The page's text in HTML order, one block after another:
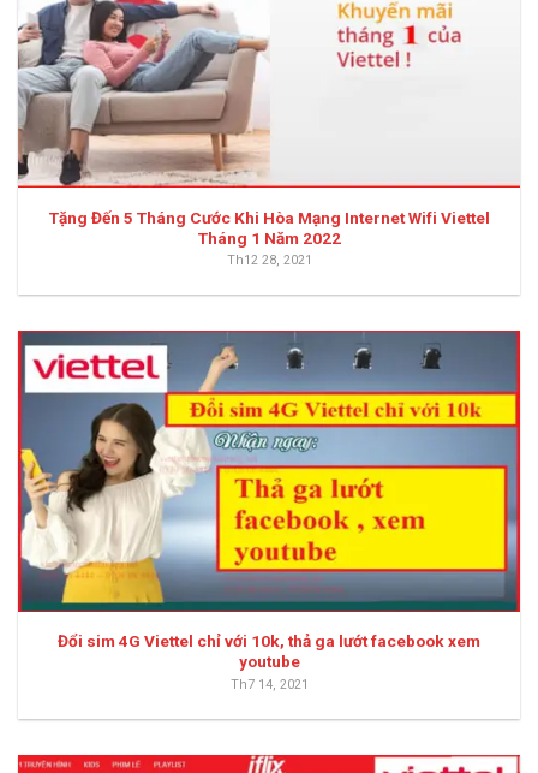
Tặng Đến 5 Tháng Cước Khi Hòa Mạng Internet Wifi Viettel
Tháng 1 Năm 2022
Th12 28, 2021
Đổi sim 4G Viettel chỉ với 10k, thả ga lướt facebook xem
youtube
Th7 14, 2021